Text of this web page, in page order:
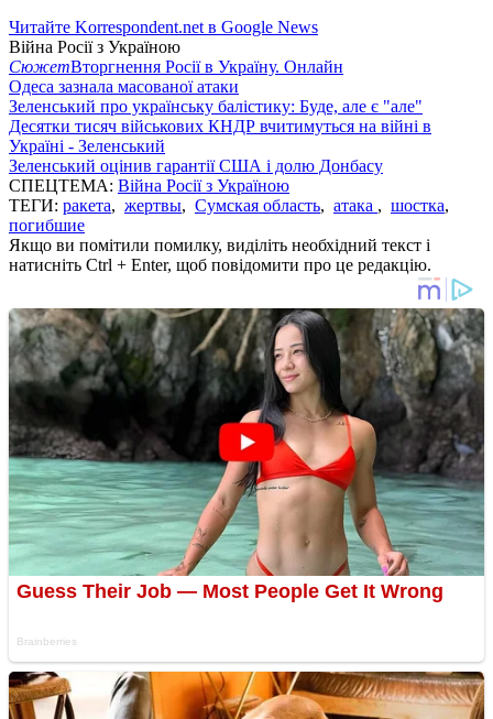
Читайте Korrespondent.net в Google News
Війна Росії з Україною
СюжетВторгнення Росії в Україну. Онлайн
Одеса зазнала масованої атаки
Зеленський про українську балістику: Буде, але є "але"
Десятки тисяч військових КНДР вчитимуться на війні в
Україні - Зеленський
Зеленський оцінив гарантії США і долю Донбасу
СПЕЦТЕМА: Війна Росії з Україною
ТЕГИ: ракета, жертвы, Сумская область, атака , шостка,
погибшие
Якщо ви помітили помилку, виділіть необхідний текст і
натисніть Ctrl + Enter, щоб повідомити про це редакцію.